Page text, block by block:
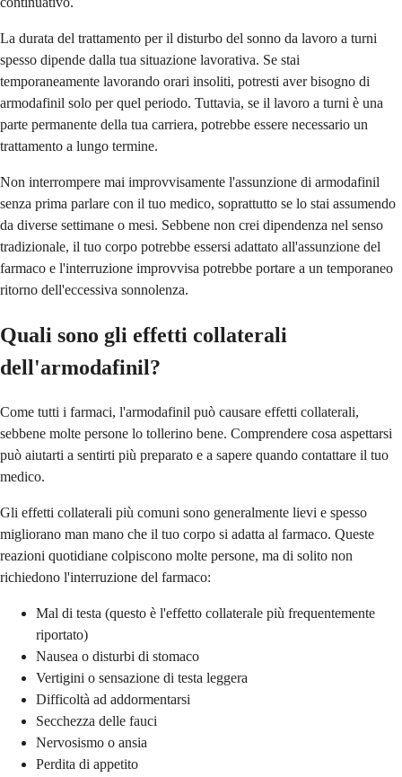
La durata del trattamento per il disturbo del sonno da lavoro a turni
spesso dipende dalla tua situazione lavorativa. Se stai
temporaneamente lavorando orari insoliti, potresti aver bisogno di
armodafinil solo per quel periodo. Tuttavia, se il lavoro a turni è una
parte permanente della tua carriera, potrebbe essere necessario un
trattamento a lungo termine.
Non interrompere mai improvvisamente l'assunzione di armodafinil
senza prima parlare con il tuo medico, soprattutto se lo stai assumendo
da diverse settimane o mesi. Sebbene non crei dipendenza nel senso
tradizionale, il tuo corpo potrebbe essersi adattato all'assunzione del
farmaco e l'interruzione improvvisa potrebbe portare a un temporaneo
ritorno dell'eccessiva sonnolenza.
Quali sono gli effetti collaterali
dell'armodafinil?
Come tutti i farmaci, l'armodafinil può causare effetti collaterali,
sebbene molte persone lo tollerino bene. Comprendere cosa aspettarsi
può aiutarti a sentirti più preparato e a sapere quando contattare il tuo
medico.
Gli effetti collaterali più comuni sono generalmente lievi e spesso
migliorano man mano che il tuo corpo si adatta al farmaco. Queste
reazioni quotidiane colpiscono molte persone, ma di solito non
richiedono l'interruzione del farmaco:
Mal di testa (questo è l'effetto collaterale più frequentemente
riportato)
Nausea o disturbi di stomaco
Vertigini o sensazione di testa leggera
Difficoltà ad addormentarsi
Secchezza delle fauci
Nervosismo o ansia
Perdita di appetito